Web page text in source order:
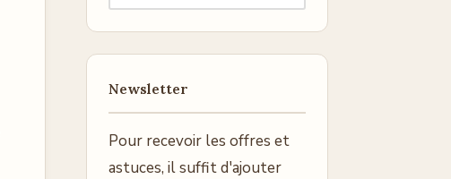
Newsletter
Pour recevoir les offres et
astuces, il suffit d'ajouter